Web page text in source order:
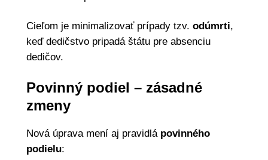
Cieľom je minimalizovať prípady tzv. odúmrti,
keď dedičstvo pripadá štátu pre absenciu
dedičov.
Povinný podiel – zásadné
zmeny
Nová úprava mení aj pravidlá povinného
podielu: